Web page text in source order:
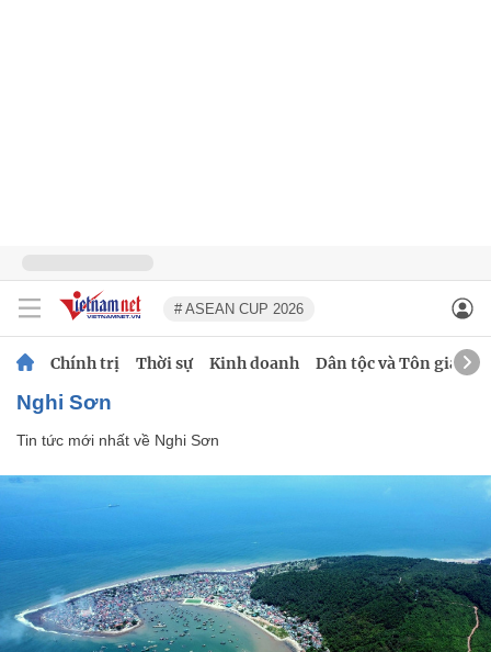
# ASEAN CUP 2026
Chính trị Thời sự Kinh doanh Dân tộc và Tôn giáo
Nghi Sơn
Tin tức mới nhất về Nghi Sơn